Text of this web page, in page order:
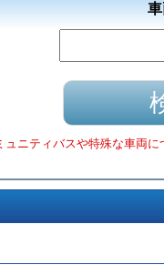
ニティバスや特殊な車両